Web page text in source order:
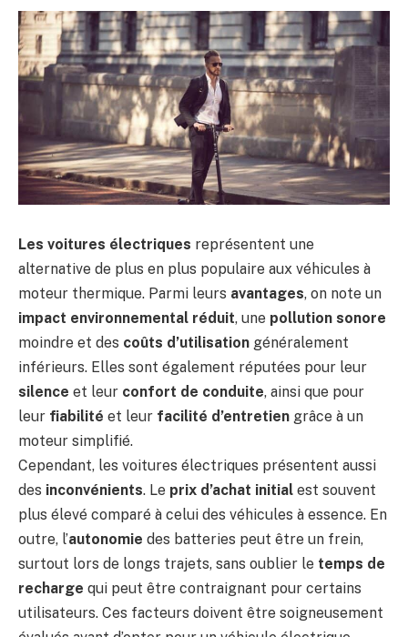
Les voitures électriques représentent une
alternative de plus en plus populaire aux véhicules à
moteur thermique. Parmi leurs avantages, on note un
impact environnemental réduit, une pollution sonore
moindre et des coûts d’utilisation généralement
inférieurs. Elles sont également réputées pour leur
silence et leur confort de conduite, ainsi que pour
leur fiabilité et leur facilité d’entretien grâce à un
moteur simplifié.
Cependant, les voitures électriques présentent aussi
des inconvénients. Le prix d’achat initial est souvent
plus élevé comparé à celui des véhicules à essence. En
outre, l’autonomie des batteries peut être un frein,
surtout lors de longs trajets, sans oublier le temps de
recharge qui peut être contraignant pour certains
utilisateurs. Ces facteurs doivent être soigneusement